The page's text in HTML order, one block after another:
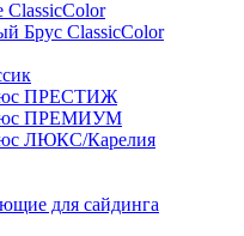
ClassicColor
Брус ClassicColor
ПРЕСТИЖ
ПРЕМИУМ
ЛЮКС/Карелия
для сайдинга